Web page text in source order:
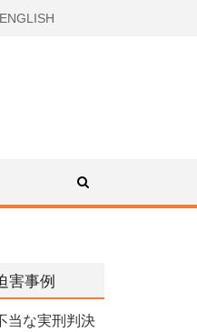
ENGLISH
害事例
当な実刑判決